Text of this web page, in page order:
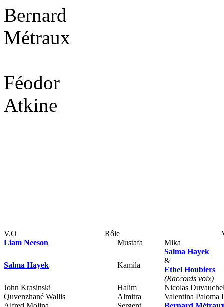
Bernard
Métraux
Féodor
Atkine
V.O Rôle
Liam Neeson
Mustafa Mika
Salma Hayek Kamila
Salma Hayek
&
Ethel Houbiers
(Raccords voix)
John Krasinski
Halim
Nicolas
Quvenzhané Wallis
Almitra
Valentina Paloma